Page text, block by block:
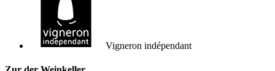
Vigneron indépendant